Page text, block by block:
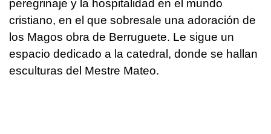
peregrinaje y la hospitalidad en el mundo
cristiano, en el que sobresale una adoración de
los Magos obra de Berruguete. Le sigue un
espacio dedicado a la catedral, donde se hallan
esculturas del Mestre Mateo.